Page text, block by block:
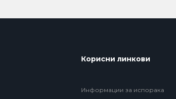
Корисни линкови
Информации за испорака